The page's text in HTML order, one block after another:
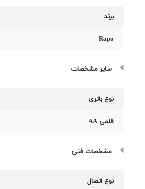
برند
Rapo
سایر مشخصات
نوع باتری
قلمی AA
مشخصات فنی
نوع اتصال